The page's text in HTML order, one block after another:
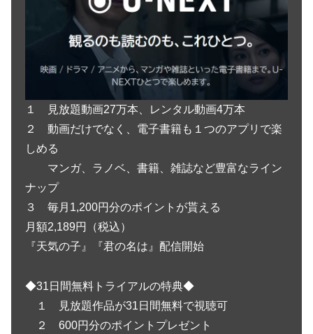
１ 見放題動画27万本、レンタル動画4万本
２ 動画だけでなく、電子書籍も１つのアプリで楽
しめる
マンガ、ラノベ、書籍、雑誌など豊富なライン
ナップ
３ 毎月1,200円分のポイントが貰える
月額2,189円（税込）
『天気の子』『君の名は』配信開始
◆31日間無料トライアルの特典◆
１ 見放題作品が31日間無料で視聴可
２ 600円分のポイントプレゼント